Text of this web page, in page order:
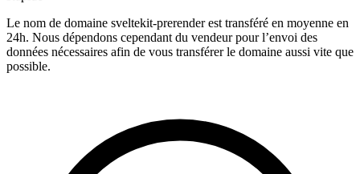
Le nom de domaine sveltekit-prerender est transféré en moyenne en
24h. Nous dépendons cependant du vendeur pour l’envoi des
données nécessaires afin de vous transférer le domaine aussi vite que
possible.